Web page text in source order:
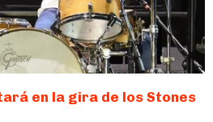
en la gira de los Stones